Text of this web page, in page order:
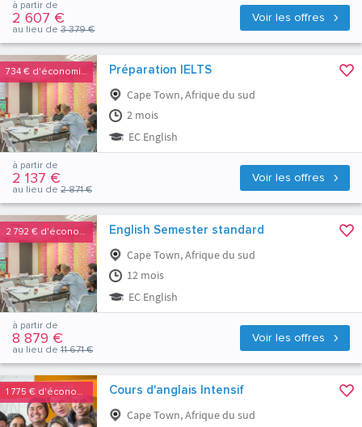
Voir les offres
à partir de
2 607 €
au lieu de 3 379 €
734 € d'économies Préparation IELTS
Cape Town, Afrique du sud
2 mois
EC English
Voir les offres
à partir de
2 137 €
au lieu de 2 871 €
2 792 € d'économies English Semester standard
Cape Town, Afrique du sud
12 mois
EC English
Voir les offres
à partir de
8 879 €
au lieu de 11 671 €
1 775 € d'économies Cours d'anglais Intensif
Cape Town, Afrique du sud